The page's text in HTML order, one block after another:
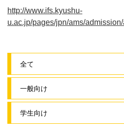
http://www.ifs.kyushu-
u.ac.jp/pages/jpn/ams/
全て
一般向け
学生向け